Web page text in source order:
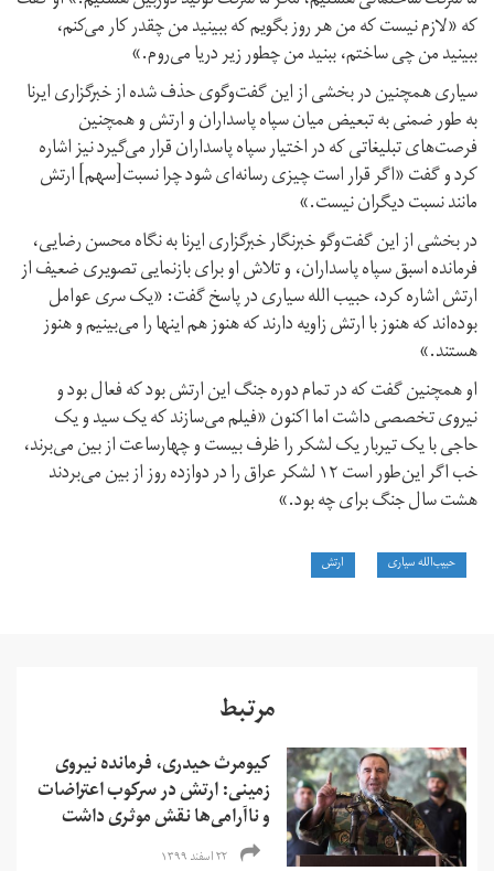
که «لازم نیست که من هر روز بگویم که ببینید من چقدر کار می‌کنم،
ببینید من چی ساختم، ببنید من چطور زیر دریا می‌روم.»
سیاری همچنین در بخشی از این گفت‌وگوی حذف شده از خبرگزاری ایرنا
به طور ضمنی به تبعیض میان سپاه پاسداران و ارتش و همچنین
فرصت‌های تبلیغاتی که در اختیار سپاه پاسداران قرار می‌گیرد نیز اشاره
کرد و گفت «اگر قرار است چیزی رسانه‌ای شود چرا نسبت[سهم] ارتش
مانند نسبت دیگران نیست.»
در بخشی از این گفت‌وگو خبرنگار خبرگزاری ایرنا به نگاه محسن رضایی،
فرمانده اسبق سپاه پاسداران، و تلاش او برای بازنمایی تصویری ضعیف از
ارتش اشاره کرد، حبیب الله سیاری در پاسخ گفت: «یک سری عوامل
بوده‌ا‌ند که هنوز با ارتش زاویه دارند که هنوز هم اینها را می‌بینیم و هنوز
هستند.»
او همچنین گفت که در تمام دوره جنگ این ارتش بود که فعال بود و
نیروی تخصصی داشت اما اکنون «فیلم می‌سازند که یک سید و یک
حاجی با یک تیربار یک لشکر را ظرف بیست و چهارساعت از بین می‌برند،
خب اگر این‌طور است ۱۲ لشکر عراق را در دوازده روز از بین می‌بردند
هشت سال جنگ برای چه بود.»
حبیب‌الله سیاری ارتش
مرتبط
کیومرث حیدری، فرمانده نیروی
زمینی: ارتش در سرکوب اعتراضات
و ناآرامی‌‌ها نقش موثری داشت
۲۲ اسفند ۱۳۹۹